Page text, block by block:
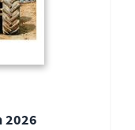
2026